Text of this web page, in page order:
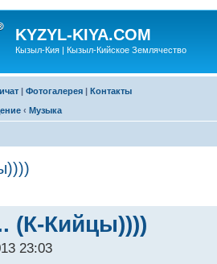
KYZYL-KIYA.COM
Кызыл-Кия | Кызыл-Кийское Землячество
| Фотогалерея | Контакты
‹ Музыка
(К-Кийцы))))
23:03